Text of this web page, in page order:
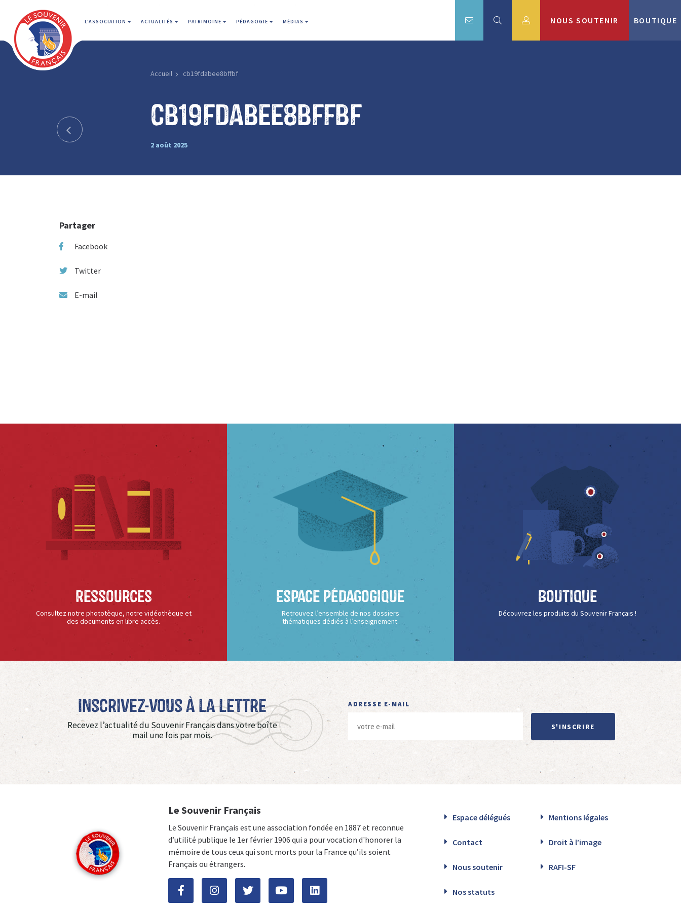
L'ASSOCIATION ACTUALITÉS PATRIMOINE PÉDAGOGIE MÉDIAS NOUS SOUTENIR BOUTIQUE
Accueil cb19fdabee8bffbf
cb19fdabee8bffbf
2 août 2025
Partager
Facebook
Twitter
E-mail
Ressources
Consultez notre phototèque, notre vidéothèque et
des documents en libre accès.
Espace Pédagogique
Retrouvez l’ensemble de nos dossiers
thématiques dédiés à l’enseignement.
Boutique
Découvrez les produits du Souvenir Français !
Inscrivez-vous à La Lettre
Recevez l’actualité du Souvenir Français dans votre boîte
mail une fois par mois.
ADRESSE E-MAIL
S'INSCRIRE
Le Souvenir Français
Le Souvenir Français est une association fondée en 1887 et reconnue
d’utilité publique le 1er février 1906 qui a pour vocation d'honorer la
mémoire de tous ceux qui sont morts pour la France qu’ils soient
Français ou étrangers.
Espace délégués Mentions légales
Contact Droit à l’image
Nous soutenir RAFI-SF
Nos statuts